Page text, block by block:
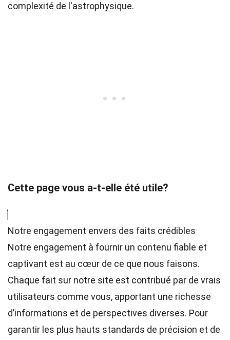
complexité de l'astrophysique.
Cette page vous a-t-elle été utile?
Notre engagement envers des faits crédibles
Notre engagement à fournir un contenu fiable et
captivant est au cœur de ce que nous faisons.
Chaque fait sur notre site est contribué par de vrais
utilisateurs comme vous, apportant une richesse
d’informations et de perspectives diverses. Pour
garantir les plus hauts standards de précision et de